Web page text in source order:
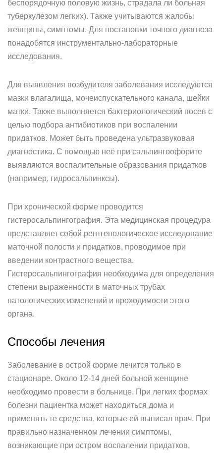
беспорядочную половую жизнь, страдала ли больная
туберкулезом легких). Также учитываются жалобы
женщины, симптомы. Для постановки точного диагноза
понадобятся инструментально-лабораторные
исследования.
Для выявления возбудителя заболевания исследуются
мазки влагалища, мочеиспускательного канала, шейки
матки. Также выполняется бактериологический посев с
целью подбора антибиотиков при воспалении
придатков. Может быть проведена ультразвуковая
диагностика. С помощью неё при сальпингоофорите
выявляются воспалительные образования придатков
(например, гидросальпинксы).
При хронической форме проводится
гистеросальпингография. Эта медицинская процедура
представляет собой рентгенологическое исследование
маточной полости и придатков, проводимое при
введении контрастного вещества.
Гистеросальпингография необходима для определения
степени выраженности в маточных трубах
патологических изменений и проходимости этого
органа.
Способы лечения
Заболевание в острой форме лечится только в
стационаре. Около 12-14 дней больной женщине
необходимо провести в больнице. При легких формах
болезни пациентка может находиться дома и
применять те средства, которые ей выписал врач. При
правильно назначенном лечении симптомы,
возникающие при остром воспалении придатков,